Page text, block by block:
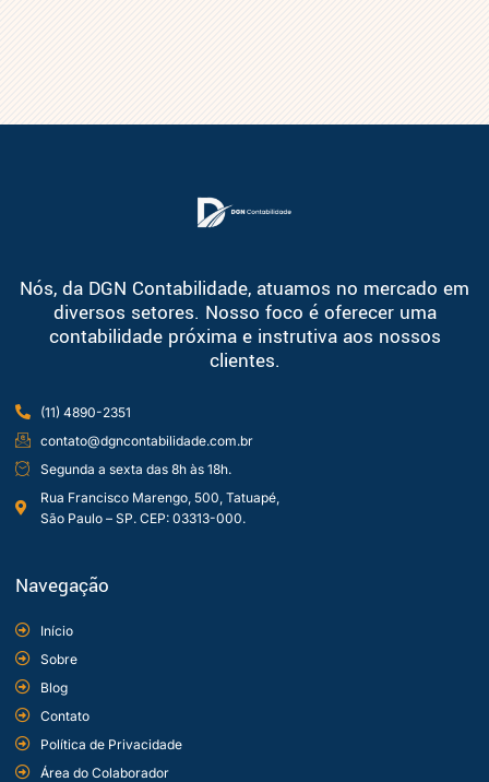
Nós, da DGN Contabilidade, atuamos no mercado em
diversos setores. Nosso foco é oferecer uma
contabilidade próxima e instrutiva aos nossos
clientes.
(11) 4890-2351
contato@dgncontabilidade.com.br
Segunda a sexta das 8h às 18h.
Rua Francisco Marengo, 500, Tatuapé,
São Paulo – SP. CEP: 03313-000.
Navegação
Início
Sobre
Blog
Contato
Política de Privacidade
Área do Colaborador